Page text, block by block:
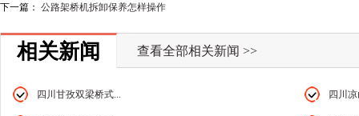
下一篇： 公路架桥机拆卸保养怎样操作
相关新闻
四川甘孜双梁桥式... 四川
查看全部相关新闻 >>